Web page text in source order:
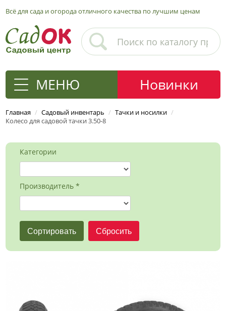
Всё для сада и огорода отличного качества по лучшим ценам
МЕНЮ Новинки
Главная / Садовый инвентарь / Тачки и носилки /
Колесо для садовой тачки 3.50-8
Категории
Производитель *